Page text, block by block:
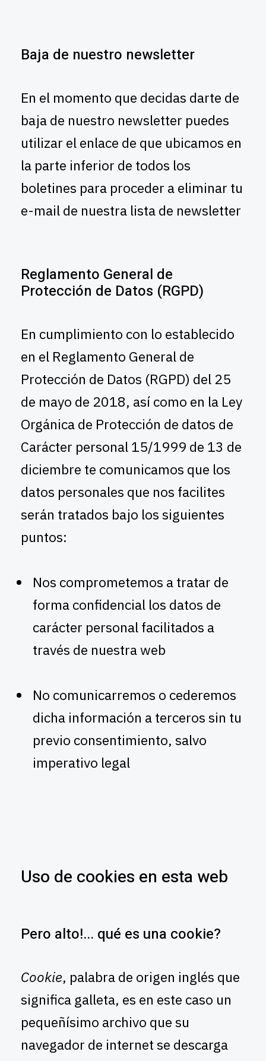
Baja de nuestro newsletter
En el momento que decidas darte de
baja de nuestro newsletter puedes
utilizar el enlace de que ubicamos en
la parte inferior de todos los
boletines para proceder a eliminar tu
e-mail de nuestra lista de newsletter
Reglamento General de
Protección de Datos (RGPD)
En cumplimiento con lo establecido
en el Reglamento General de
Protección de Datos (RGPD) del 25
de mayo de 2018, así como en la Ley
Orgánica de Protección de datos de
Carácter personal 15/1999 de 13 de
diciembre te comunicamos que los
datos personales que nos facilites
serán tratados bajo los siguientes
puntos:
Nos comprometemos a tratar de
forma confidencial los datos de
carácter personal facilitados a
través de nuestra web
No comunicarremos o cederemos
dicha información a terceros sin tu
previo consentimiento, salvo
imperativo legal
Uso de cookies en esta web
Pero alto!... qué es una cookie?
Cookie, palabra de origen inglés que
significa galleta, es en este caso un
pequeñísimo archivo que su
navegador de internet se descarga